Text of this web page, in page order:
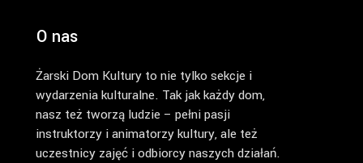
O nas
Żarski Dom Kultury to nie tylko sekcje i
wydarzenia kulturalne. Tak jak każdy dom,
nasz też tworzą ludzie – pełni pasji
instruktorzy i animatorzy kultury, ale też
uczestnicy zajęć i odbiorcy naszych działań.